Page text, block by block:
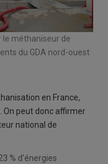
le méthaniseur de
du GDA nord-ouest
en France,
On peut donc affirmer
national de
% d’énergies